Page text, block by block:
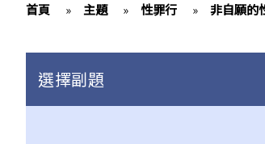
首頁 » 主題 » 性罪行 » 非自願的
選擇副題